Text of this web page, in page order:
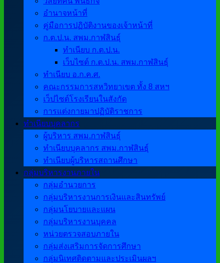
อำนาจหน้าที่
คู่มือการปฏิบัติงานของเจ้าหน้าที่
ก.ต.ป.น. สพม.กาฬสินธุ์
ทำเนียบ ก.ต.ป.น.
เว็บไซต์ ก.ต.ป.น. สพม.กาฬสินธุ์
ทำเนียบ อ.ก.ค.ศ.
คณะกรรมการสหวิทยาเขต ทั้ง 8 สหฯ
เว็ปไซต์โรงเรียนในสังกัด
การแต่งกายมาปฏิบัติราชการ
ทำเนียบบุคลากร
ผู้บริหาร สพม.กาฬสินธุ์
ทำเนียบบุคลากร สพม.กาฬสินธุ์
ทำเนียบผู้บริหารสถานศึกษา
กลุ่มบริหารงานภายใน
กลุ่มอำนวยการ
กลุ่มบริหารงานการเงินและสินทรัพย์
กลุ่มนโยบายและแผน
กลุ่มบริหารงานบุคคล
หน่วยตรวจสอบภายใน
กลุ่มส่งเสริมการจัดการศึกษา
กลุ่มนิเทศติดตามและประเมินผลฯ